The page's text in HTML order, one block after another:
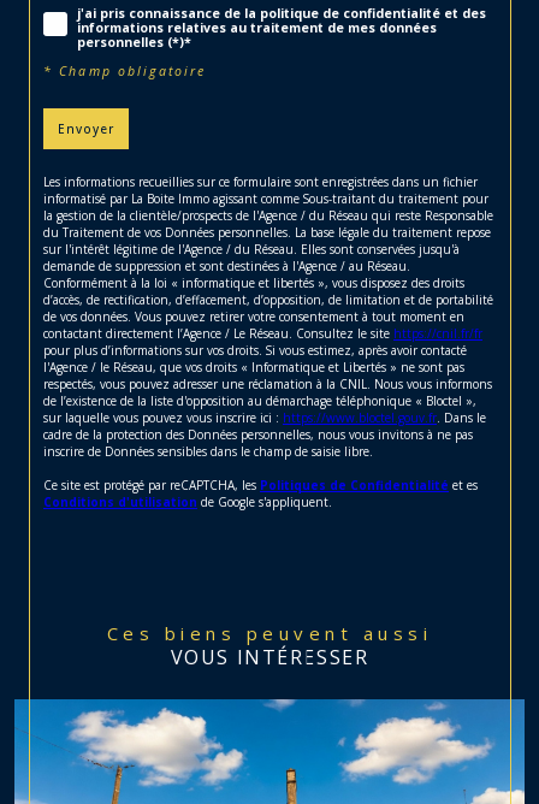
j'ai pris connaissance de la politique de confidentialité et des
informations relatives au traitement de mes données
personnelles (*)*
* Champ obligatoire
Envoyer
Les informations recueillies sur ce formulaire sont enregistrées dans un fichier
informatisé par La Boite Immo agissant comme Sous-traitant du traitement pour
la gestion de la clientèle/prospects de l'Agence / du Réseau qui reste Responsable
du Traitement de vos Données personnelles. La base légale du traitement repose
sur l'intérêt légitime de l'Agence / du Réseau. Elles sont conservées jusqu'à
demande de suppression et sont destinées à l'Agence / au Réseau.
Conformément à la loi « informatique et libertés », vous disposez des droits
d’accès, de rectification, d’effacement, d’opposition, de limitation et de portabilité
de vos données. Vous pouvez retirer votre consentement à tout moment en
contactant directement l’Agence / Le Réseau. Consultez le site https://cnil.fr/fr
pour plus d’informations sur vos droits. Si vous estimez, après avoir contacté
l'Agence / le Réseau, que vos droits « Informatique et Libertés » ne sont pas
respectés, vous pouvez adresser une réclamation à la CNIL. Nous vous informons
de l’existence de la liste d'opposition au démarchage téléphonique « Bloctel »,
sur laquelle vous pouvez vous inscrire ici : https://www.bloctel.gouv.fr. Dans le
cadre de la protection des Données personnelles, nous vous invitons à ne pas
inscrire de Données sensibles dans le champ de saisie libre.
Ce site est protégé par reCAPTCHA, les Politiques de Confidentialité et es
Conditions d'utilisation de Google s'appliquent.
Ces biens peuvent aussi
VOUS INTÉRESSER